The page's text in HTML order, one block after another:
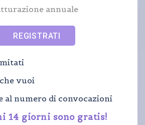
annuale
REGISTRATI
vuoi
al numero di convocazioni
14 giorni sono gratis!